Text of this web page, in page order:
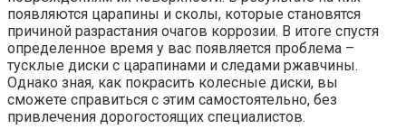
появляются царапины и сколы, которые становятся
причиной разрастания очагов коррозии. В итоге спустя
определенное время у вас появляется проблема –
тусклые диски с царапинами и следами ржавчины.
Однако зная, как покрасить колесные диски, вы
сможете справиться с этим самостоятельно, без
привлечения дорогостоящих специалистов.